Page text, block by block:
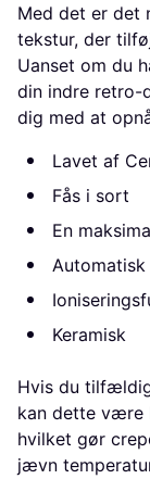
Med det er det
tekstur, der
Uanset om du
din indre retro-
dig med at
Lavet af
Fås i sort
En
Automatisk
Keramisk
Hvis du
kan dette være
hvilket gør
jævn